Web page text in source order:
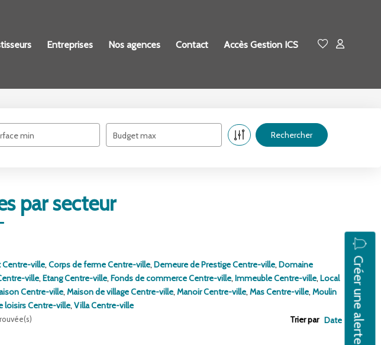
Entreprises Nos agences Contact Accès Gestion ICS
min Budget max
par secteur
Centre-ville, Corps de ferme Centre-ville, Demeure de Prestige Centre-ville, Domaine
ville, Etang Centre-ville, Fonds de commerce Centre-ville, Immeuble Centre-ville, Local
Centre-ville, Maison de village Centre-ville, Manoir Centre-ville, Mas Centre-ville, Moulin
loisirs Centre-ville, Villa Centre-ville Créer une alerte
Trier par